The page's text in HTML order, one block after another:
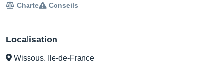
Localisation
Wissous, Ile-de-France
Charte Conseils